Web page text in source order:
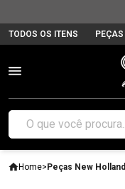
TODOS OS ITENS PEÇAS
Home>Peças New Holland